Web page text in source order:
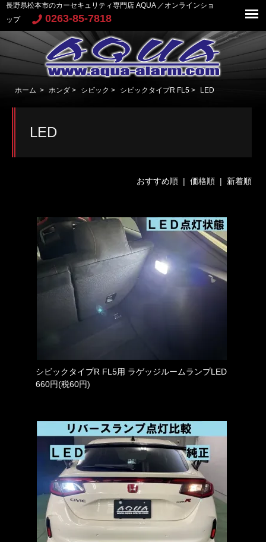
長野県松本市のカーセキュリティ専門店 AQUA ／オンラインショ
ップ
0263-85-7818
ホーム > ホンダ > シビック > シビックタイプR FL5 > LED
LED
おすすめ順| 価格順 | 新着順
シビックタイプR FL5用 ラゲッジルームランプLED
660円(税60円)